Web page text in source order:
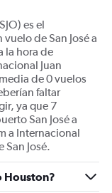
es el
de San José a
la hora de
Juan
de 0 vuelos
faltar
ya que 7
San José a
a Internacional
San José.
Houston?